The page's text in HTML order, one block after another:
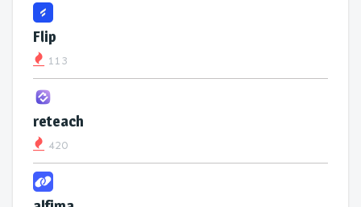
Flip
113
reteach
420